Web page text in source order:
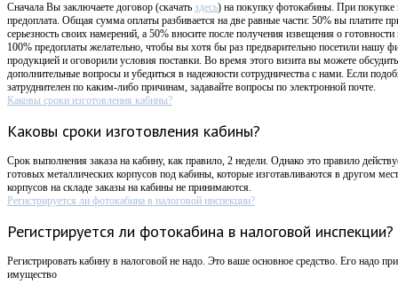
Сначала Вы заключаете договор (скачать здесь) на покупку фотокабины. При покупке
предоплата. Общая сумма оплаты разбивается на две равные части: 50% вы платите
серьезность своих намерений, а 50% вносите после получения извещения о
100% предоплаты желательно, чтобы вы хотя бы раз предварительно посетили нашу
продукцией и оговорили условия поставки. Во время этого визита вы можете
дополнительные вопросы и убедиться в надежности сотрудничества с нами. Если
затруднителен по каким-либо причинам, задавайте вопросы по электронной почте.
Каковы сроки изготовления кабины?
Каковы сроки изготовления кабины?
Срок выполнения заказа на кабину, как правило, 2 недели. Однако это правило
готовых металлических корпусов под кабины, которые изготавливаются в другом
корпусов на складе заказы на кабины не принимаются.
Регистрируется ли фотокабина в налоговой инспекции?
Регистрируется ли фотокабина в налоговой инспекции?
Регистрировать кабину в налоговой не надо. Это ваше основное средство. Его надо
имущество